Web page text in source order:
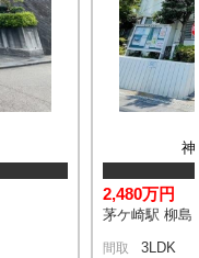
神
2,480万円
茅ケ崎駅 柳島
間取 3LDK